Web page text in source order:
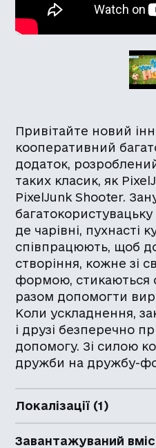
Привітайте новий
кооперативний
додаток,
таких класик, як
PixelJunk Shooter.
де чарівні, пухнасті
співпрацюють, щоб
створіння, кожне зі
формою, стикаються
разом допомогти
Коли ускладнення,
і друзі безперечно
допомогу. Зі силою
дружби на дружбу-
Локалізації (1)
Завантажуваний